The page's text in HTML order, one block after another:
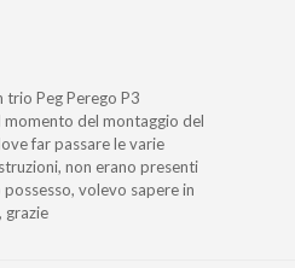
Peg Perego P3
del montaggio del
far passare le varie
non erano presenti
volevo sapere in
grazie